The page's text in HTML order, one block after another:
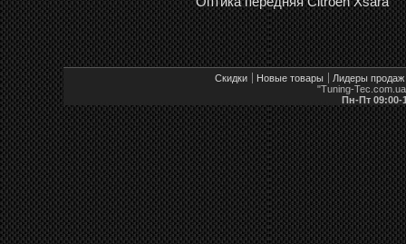
Скидки Новые товары
Лидеры продаж
"Tuning-
Пн-Пт 09:00-